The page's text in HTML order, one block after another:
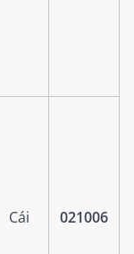
Cái 021006